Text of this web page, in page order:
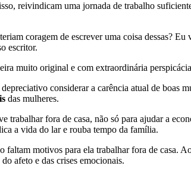
reivindicam uma jornada de trabalho
coragem de escrever uma coisa dessas?
escritor.
muito original e com extraordinária
considerar a carência atual de boas
das mulheres.
trabalhar fora de casa, não só para ajudar a
a vida do lar e rouba tempo da família.
motivos para ela trabalhar fora de casa.
afeto e das crises emocionais.